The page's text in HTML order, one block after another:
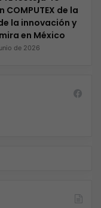
COMPUTEX de la
la innovación y
en México
de 2026